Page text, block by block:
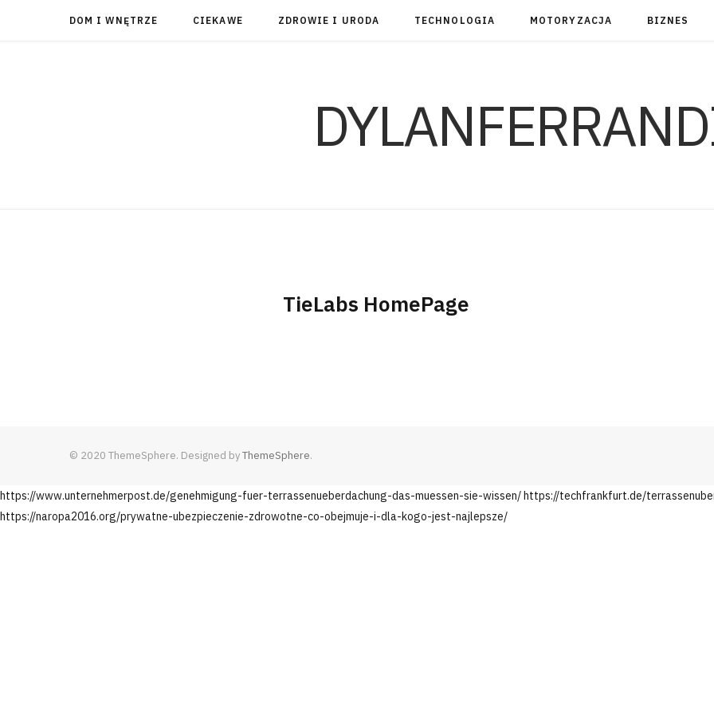
DOM I WNĘTRZE CIEKAWE ZDROWIE I URODA TECHNOLOGIA MOTORYZACJA BIZNES
TieLabs HomePage
© 2020 ThemeSphere. Designed byThemeSphere.
https://www.unternehmerpost.de/genehmigung-fuer-terrassenueberdachung-das-muessen-sie-wissen/https://techfrankfurt.de/
https://naropa2016.org/prywatne-ubezpieczenie-zdrowotne-co-obejmuje-i-dla-kogo-jest-najlepsze/